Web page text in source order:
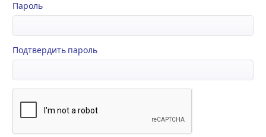
Пароль
Подтвердить пароль